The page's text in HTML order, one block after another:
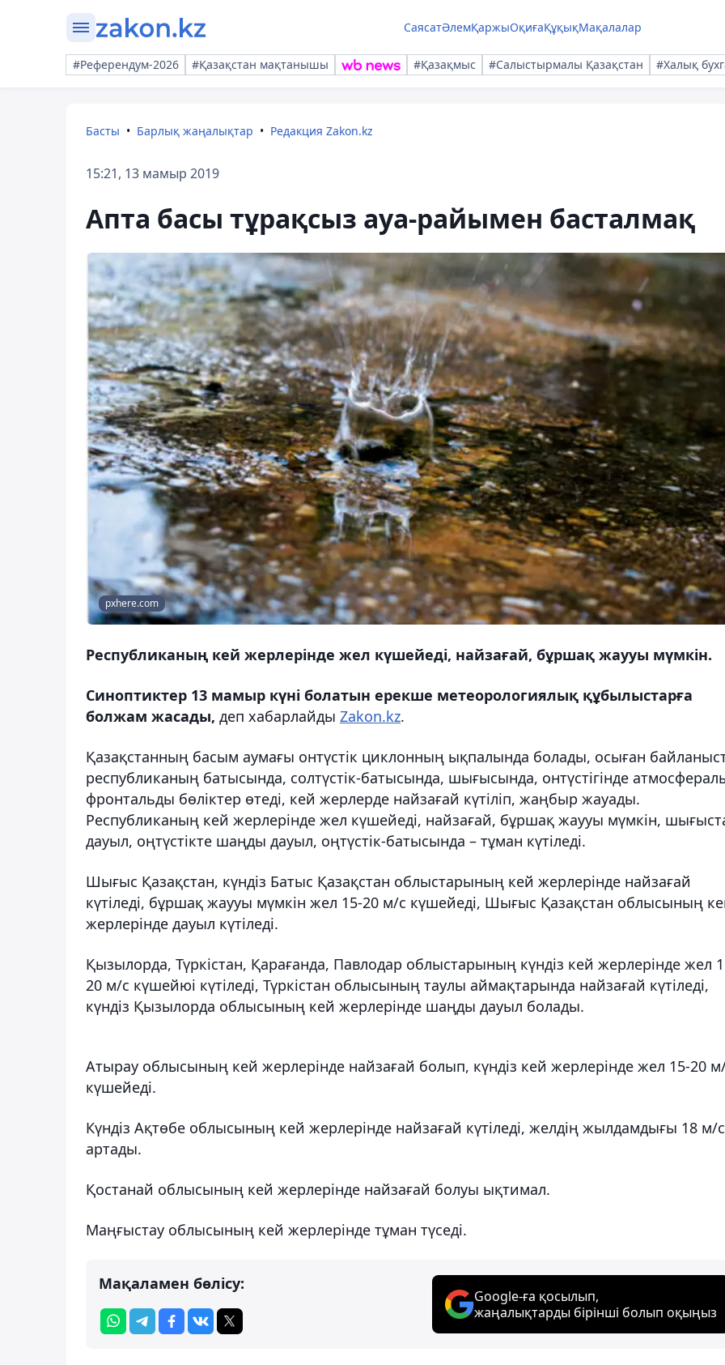
СаясатӘлемҚаржыОқиғаҚұқықМақалалар
#Референдум-2026 #Қазақстан мақтанышы #Қазақмыс #Салыстырмалы Қазақстан #Халық
Басты Барлық жаңалықтар Редакция Zakon.kz
15:21, 13 мамыр 2019
Апта басы тұрақсыз ауа-райымен басталмақ
pxhere.com
Республиканың кей жерлерінде жел күшейеді, найзағай, бұршақ жаууы мүмкін.
Синоптиктер 13 мамыр күні болатын ерекше метеорологиялық құбылыстарға
болжам жасады, деп хабарлайды Zakon.kz.
Қазақстанның басым аумағы онтүстік циклонның ықпалында болады, осыған
республиканың батысында, солтүстік-батысында, шығысында, онтүстігінде
фронтальды бөліктер өтеді, кей жерлерде найзағай күтіліп, жаңбыр жауады.
Республиканың кей жерлерінде жел күшейеді, найзағай, бұршақ жаууы мүмкін,
дауыл, оңтүстікте шаңды дауыл, оңтүстік-батысында – тұман күтіледі.
Шығыс Қазақстан, күндіз Батыс Қазақстан облыстарының кей жерлерінде найзағай
күтіледі, бұршақ жаууы мүмкін жел 15-20 м/с күшейеді, Шығыс Қазақстан облысының
жерлерінде дауыл күтіледі.
Қызылорда, Түркістан, Қарағанда, Павлодар облыстарының күндіз кей жерлерінде жел
20 м/с күшейюі күтіледі, Түркістан облысының таулы аймақтарында найзағай күтіледі,
күндіз Қызылорда облысының кей жерлерінде шаңды дауыл болады.
Атырау облысының кей жерлерінде найзағай болып, күндіз кей жерлерінде жел 15-20
күшейеді.
Күндіз Ақтөбе облысының кей жерлерінде найзағай күтіледі, желдің жылдамдығы 18 м/с
артады.
Қостанай облысының кей жерлерінде найзағай болуы ықтимал.
Маңғыстау облысының кей жерлерінде тұман түседі.
Мақаламен бөлісу:
Google-ға қосылып,
жаңалықтарды бірінші болып оқыңыз